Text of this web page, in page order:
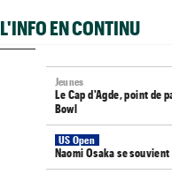
L'INFO EN CONTINU
Jeunes
Le Cap d'Agde, point de
Bowl
US Open
Naomi Osaka se